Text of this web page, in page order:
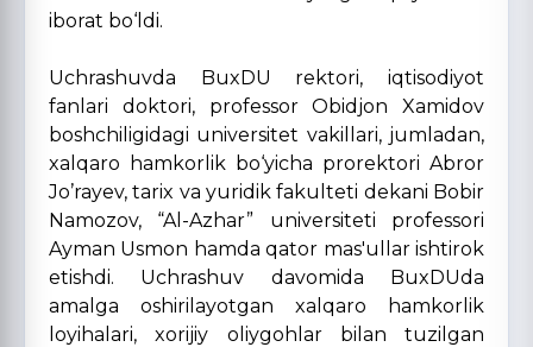
iborat bo‘ldi.
Uchrashuvda BuxDU rektori, iqtisodiyot
fanlari doktori, professor Obidjon Xamidov
boshchiligidagi universitet vakillari, jumladan,
xalqaro hamkorlik bo‘yicha prorektori Abror
Jo’rayev, tarix va yuridik fakulteti dekani Bobir
Namozov, “Al-Azhar” universiteti professori
Ayman Usmon hamda qator mas'ullar ishtirok
etishdi. Uchrashuv davomida BuxDUda
amalga oshirilayotgan xalqaro hamkorlik
loyihalari, xorijiy oliygohlar bilan tuzilgan